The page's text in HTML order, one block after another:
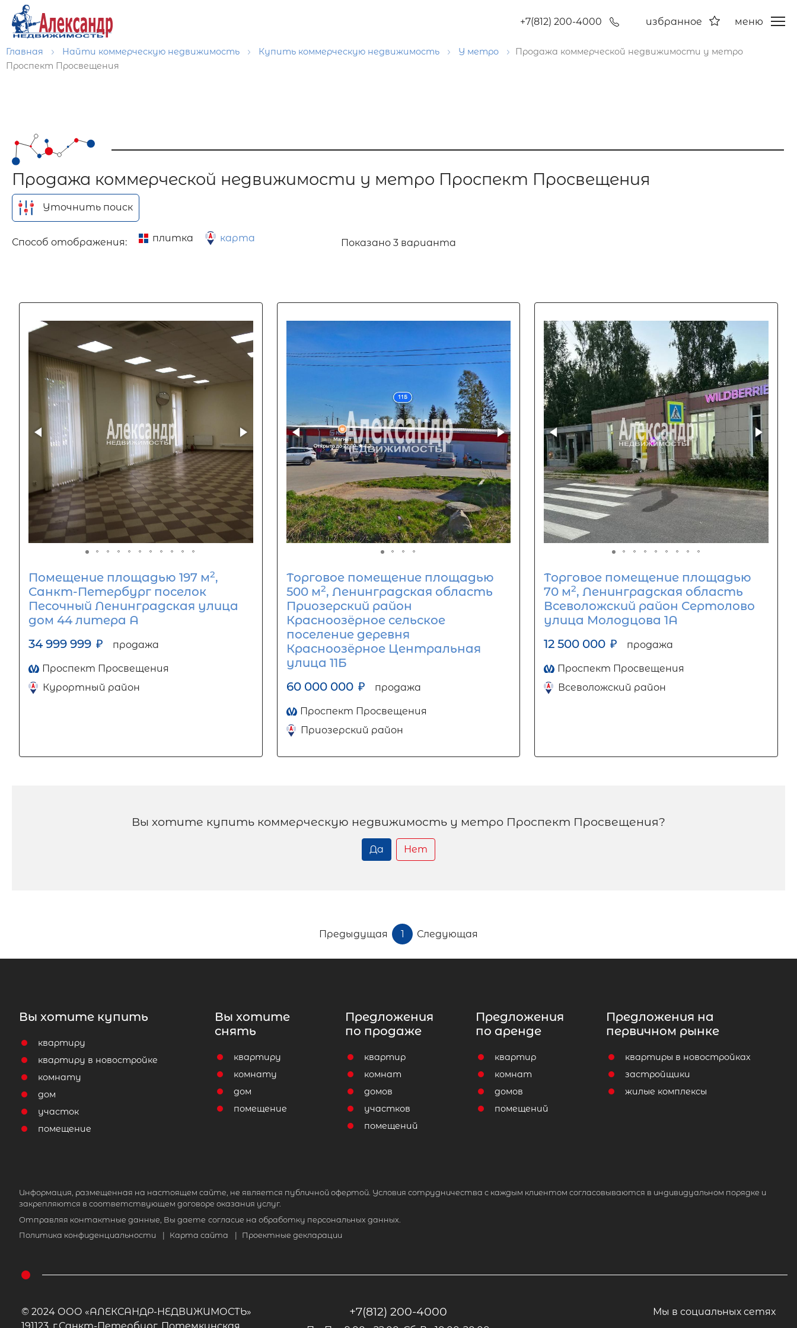
+7(812) 200-4000 избранное меню
Главная Найти коммерческую недвижимость Купить коммерческую недвижимость У метро
Продажа коммерческой недвижимости у метро
Проспект Просвещения
Продажа коммерческой недвижимости у метро Проспект Просвещения
Уточнить поиск
Способ отображения: плитка карта Показано 3 варианта
Помещение площадью 197 м2,
Санкт-Петербург поселок
Песочный Ленинградская улица
дом 44 литера А
34 999 999 ₽ продажа
Проспект Просвещения
Курортный район
Торговое помещение площадью
500 м2, Ленинградская область
Приозерский район
Красноозёрное сельское
поселение деревня
Красноозёрное Центральная
улица 11Б
60 000 000 ₽ продажа
Проспект Просвещения
Приозерский район
Торговое помещение площадью
70 м2, Ленинградская область
Всеволожский район Сертолово
улица Молодцова 1А
12 500 000 ₽ продажа
Проспект Просвещения
Всеволожский район
Вы хотите купить коммерческую недвижимость у метро Проспект Просвещения?
Да Нет
Предыдущая 1 Следующая
Вы хотите купить
квартиру
квартиру в новостройке
комнату
дом
участок
помещение
Вы хотите
снять
квартиру
комнату
дом
помещение
Предложения
по продаже
квартир
комнат
домов
участков
помещений
Предложения
по аренде
квартир
комнат
домов
помещений
Предложения на
первичном рынке
квартиры в новостройках
застройщики
жилые комплексы
Информация, размещенная на настоящем сайте, не является публичной офертой. Условия сотрудничества с каждым клиентом согласовываются в индивидуальном порядке и
закрепляются в соответствующем договоре оказания услуг.
Отправляя контактные данные, Вы даете согласие на обработку персональных данных.
Политика конфиденциальности
Карта сайта Проектные декларации
© 2024 ООО «АЛЕКСАНДР-НЕДВИЖИМОСТЬ»
+7(812) 200-4000 Мы в социальных сетях